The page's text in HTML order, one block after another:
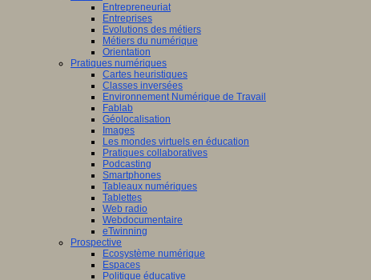
Entrepreneuriat
Entreprises
Evolutions des métiers
Métiers du numérique
Orientation
Pratiques numériques
Cartes heuristiques
Classes inversées
Environnement Numérique de Travail
Fablab
Géolocalisation
Images
Les mondes virtuels en éducation
Pratiques collaboratives
Podcasting
Smartphones
Tableaux numériques
Tablettes
Web radio
Webdocumentaire
eTwinning
Prospective
Ecosystème numérique
Espaces
Politique éducative